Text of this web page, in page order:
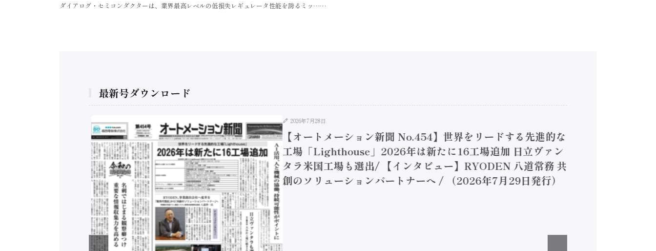
ダイアログ・セミコンダクターは、業界最高レベルの低損失レギュレータ性能を誇るミッ……
最新号ダウンロード
2026年7月28日
【オートメーション新聞 No.454】世界をリードする先進的な
工場「Lighthouse」2026年は新たに16工場追加 日立ヴァン
タラ米国工場も選出/ 【インタビュー】RYODEN 八道常務 共
創のソリューションパートナーへ / （2026年7月29日発行）